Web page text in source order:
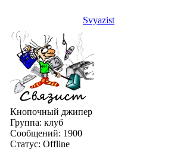
Svyazist
Кнопочный джипер
Группа: клуб
Сообщений: 1900
Статус: Offline